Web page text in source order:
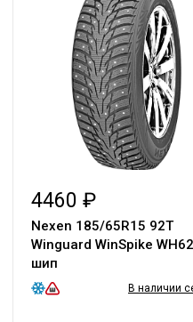
4460 ₽
Nexen 185/65R15 92T
Winguard WinSpike
шип
В наличии